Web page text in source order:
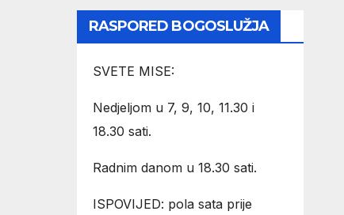
RASPORED BOGOSLUŽJA
SVETE MISE:
Nedjeljom u 7, 9, 10, 11.30 i
18.30 sati.
Radnim danom u 18.30 sati.
ISPOVIJED: pola sata prije